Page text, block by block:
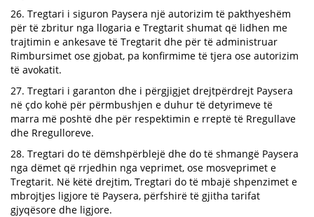
26. Tregtari i siguron Paysera një autorizim të pakthyeshëm
për të zbritur nga llogaria e Tregtarit shumat që lidhen me
trajtimin e ankesave të Tregtarit dhe për të administruar
Rimbursimet ose gjobat, pa konfirmime të tjera ose autorizim
të avokatit.
27. Tregtari i garanton dhe i përgjigjet drejtpërdrejt Paysera
në çdo kohë për përmbushjen e duhur të detyrimeve të
marra më poshtë dhe për respektimin e rreptë të Rregullave
dhe Rregulloreve.
28. Tregtari do të dëmshpërblejë dhe do të shmangë Paysera
nga dëmet që rrjedhin nga veprimet, ose mosveprimet e
Tregtarit. Në këtë drejtim, Tregtari do të mbajë shpenzimet e
mbrojtjes ligjore të Paysera, përfshirë të gjitha tarifat
gjyqësore dhe ligjore.